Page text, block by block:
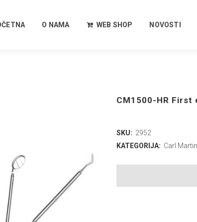
O NAMA WEB SHOP NOVOSTI
CM1500-HR First
SKU: 2952
KATEGORIJA: Carl Martin